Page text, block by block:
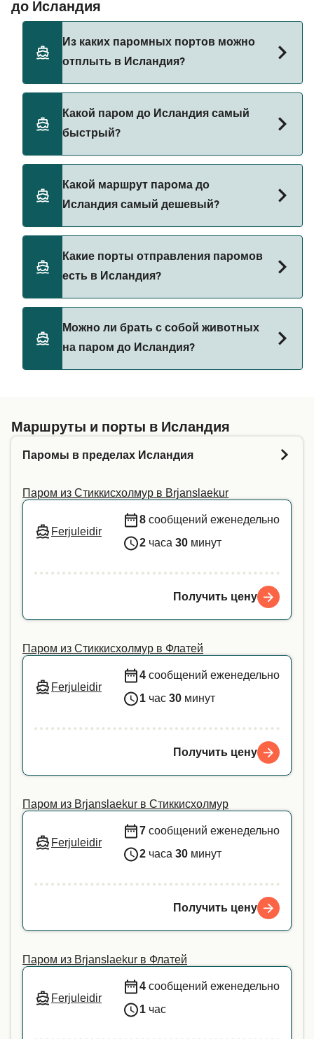
до Исландия
Из каких паромных портов можно
отплыть в Исландия?
Стиккисхолмур
Флатей
Brjanslaekur
Какой паром до Исландия самый
быстрый?
маршруту из Brjanslaekur в Флатей со временем
переправы примерно 1 ч.
Какой маршрут парома до
Исландия самый дешевый?
на пароме из Brjanslaekur в Флатей. Цена не
включает сборы за бронирование.
Какие порты отправления паромов
есть в Исландия?
Brjanslaekur
Стиккисхолмур
Можно ли брать с собой животных
на паром до Исландия?
Введите свои данные выше, и мы сообщим вам,
вами рейс. Для получения дополнительной
животным-помощником, мы рекомендуем
напрямую связаться с нашей службой
поддержки клиентов.
Маршруты и порты в Исландия
Паромы в пределах Исландия
Паром из Стиккисхолмур в Brjanslaekur
Ferjuleidir
8 сообщений еженедельно
2 часа 30 минут
Получить цену
Паром из Стиккисхолмур в Флатей
Ferjuleidir
4 сообщений еженедельно
1 час 30 минут
Получить цену
Паром из Brjanslaekur в Стиккисхолмур
Ferjuleidir
7 сообщений еженедельно
2 часа 30 минут
Получить цену
Паром из Brjanslaekur в Флатей
Ferjuleidir
4 сообщений еженедельно
1 час